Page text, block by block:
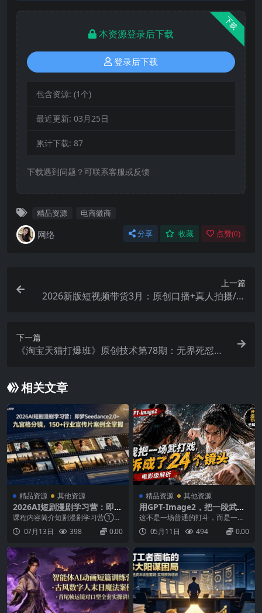
下载
本资源登录后下载
登录后下载
包含资源: (1个)
最近更新: 03月25日
累计下载: 87
下载遇到问题？可联系客服或反馈
精品资源 电商微商
网络 分享 收藏 点赞(0)
上一篇
2026新版短视频带货3月：原创口播+真人拍摄/数
下一篇
《淘宝天猫打爆班》原创技术第78期：无界死怼同
相关文章
精品资源 其他资源
2026AI短剧漫剧学习营：即梦
Seedance2.0+九宫格分镜，1
50+行业宣传片案例全掌握
课程内容简介短剧漫剧学习营①，
系统讲解AI短剧、漫剧、影视预告
片、爆款短视频与商业宣传片的创
自媒体创收方法、AI影视预告片+影
视创收、爆款短视频创收、学员副
业方式等认知模块；工具实操包含
即梦AISeedanc...
07月13日 398 0.00
精品资源 其他资源
用GPT-Image2，把一段武打
对决拆成24个连续镜头，从人
物建立、动作衔接、运镜节
奏，到情绪爆发
这不是一场普通的打斗，而是一套
“镜头设计”。我用GPT-Image2，把
一段武打对决拆成24个连续镜头，
奏，到最后的情绪爆发，完整还原
一场“电影级打斗”。...
05月11日 494 0.00